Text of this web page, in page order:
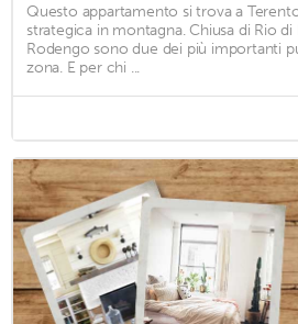
Questo appartamento si trova a
strategica in montagna. Chiusa di Rio di
Rodengo sono due dei più importanti
zona. E per chi ...